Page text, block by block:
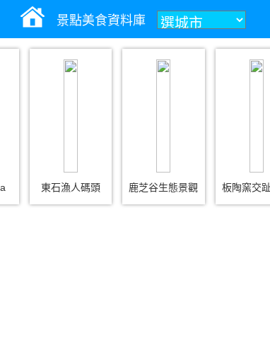
景點美食資料庫
東石漁人碼頭 鹿芝谷生態景觀 板陶窯交